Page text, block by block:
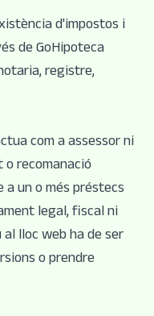
d'impostos i
de GoHipoteca
registre,
com a assessor ni
recomanació
un o més préstecs
legal, fiscal ni
lloc web ha de ser
o prendre